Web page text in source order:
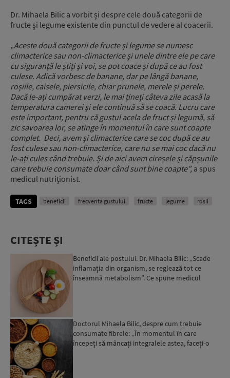
Dr. Mihaela Bilic a vorbit și despre cele două categorii de
fructe și legume existente din punctul de vedere al coacerii.
„Aceste două categorii de fructe și legume se numesc
climacterice sau non-climacterice și unele dintre ele pe care
cu siguranță le știți și voi, se pot coace și după ce au fost
culese. Adică vorbesc de banane, dar pe lângă banane,
roșiile, caisele, piersicile, chiar prunele, merele și perele.
Dacă le-ați cumpărat verzi, le mai țineți câteva zile acasă la
temperatura camerei și ele continuă să se coacă. Lucru care
este important, pentru că gustul acela de fruct și legumă, să
zic savoarea lor, se atinge în momentul în care sunt coapte
complet. Deci, avem și climacterice care se coc după ce au
fost culese sau non-climacterice, care nu se mai coc dacă nu
le-ați cules când trebuie. Și de aici avem cireșele și căpșunile
care trebuie consumate doar când sunt bine coapte”, a spus
medicul nutriționist.
TAGS beneficii frecventa gustului fructe legume rosii
CITEȘTE ȘI
Beneficii ale postului. Dr. Mihaela Bilic: „Scade
inflamația din organism, se reglează tot ce
înseamnă metabolism”. Ce spune medicul
Doctorul Mihaela Bilic, despre cum trebuie
consumate fibrele: „În momentul în care
începeți să mâncați integralele astea, faceți-o